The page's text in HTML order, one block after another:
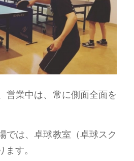
営業中は、常に側面全面を
は、卓球教室（卓球スク
す。